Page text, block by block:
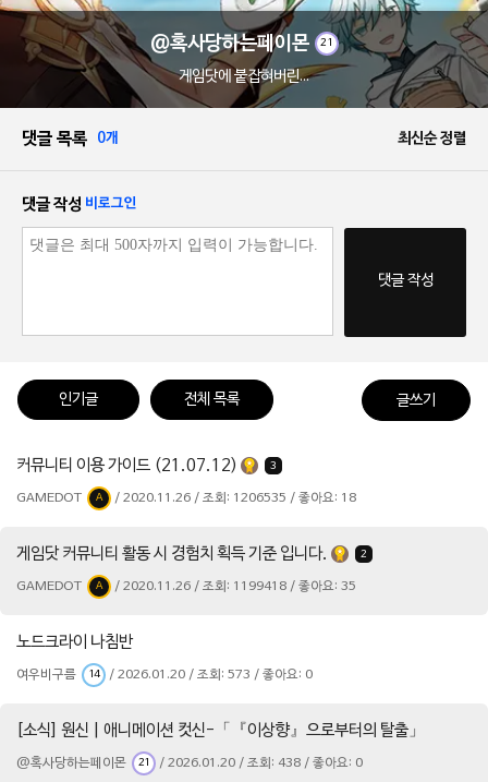
@혹사당하는페이몬 21
게임닷에 붙잡혀버린...
댓글 목록 0개 최신순 정렬
댓글 작성 비로그인
댓글 작성
인기글 전체 목록 글쓰기
커뮤니티 이용 가이드 (21.07.12) 3
GAMEDOT A / 2020.11.26 / 조회: 1206535 / 좋아요: 18
게임닷 커뮤니티 활동 시 경험치 획득 기준 입니다. 2
GAMEDOT A / 2020.11.26 / 조회: 1199418 / 좋아요: 35
노드크라이 나침반
여우비구름 14 / 2026.01.20 / 조회: 573 / 좋아요: 0
[소식] 원신 | 애니메이션 컷신-「『이상향』으로부터의 탈출」
@혹사당하는페이몬 21 / 2026.01.20 / 조회: 438 / 좋아요: 0